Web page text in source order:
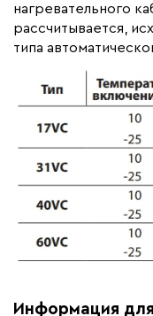
нагревательного
рассчитывается,
типа
Информация для